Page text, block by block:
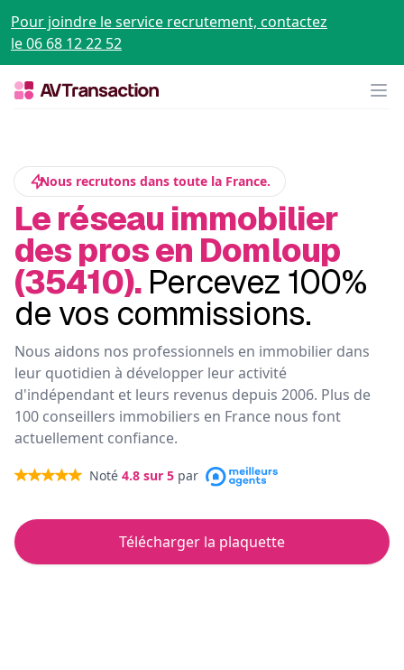
Pour joindre le service recrutement, contactez
le 06 68 12 22 52
Nous recrutons dans toute la France.
Le réseau immobilier
des pros en Domloup
(35410). Percevez 100%
de vos commissions.
Nous aidons nos professionnels en immobilier dans
leur quotidien à développer leur activité
d'indépendant et leurs revenus depuis 2006. Plus de
100 conseillers immobiliers en France nous font
actuellement confiance.
Noté 4.8 sur 5 par
Télécharger la plaquette